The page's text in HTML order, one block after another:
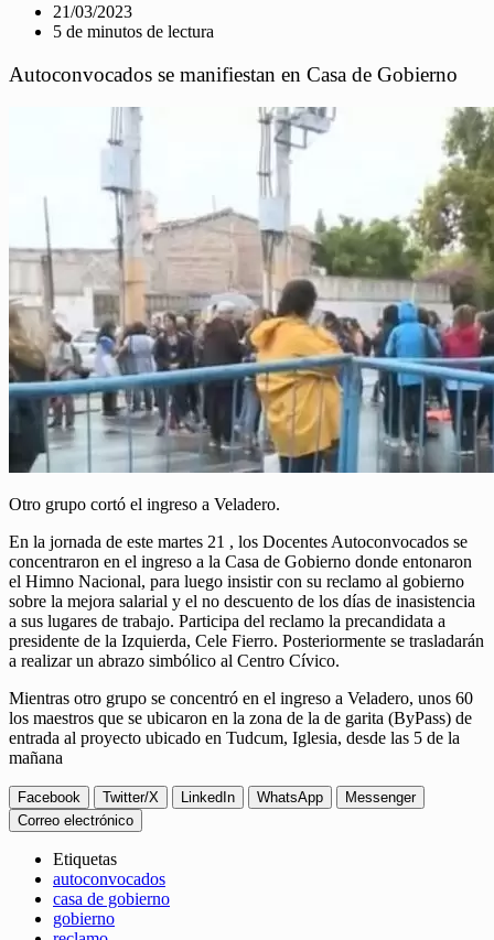
21/03/2023
5 de minutos de lectura
Autoconvocados se manifiestan en Casa de Gobierno
Otro grupo cortó el ingreso a Veladero.
En la jornada de este martes 21 , los Docentes Autoconvocados se
concentraron en el ingreso a la Casa de Gobierno donde entonaron
el Himno Nacional, para luego insistir con su reclamo al gobierno
sobre la mejora salarial y el no descuento de los días de inasistencia
a sus lugares de trabajo. Participa del reclamo la precandidata a
presidente de la Izquierda, Cele Fierro. Posteriormente se trasladarán
a realizar un abrazo simbólico al Centro Cívico.
Mientras otro grupo se concentró en el ingreso a Veladero, unos 60
los maestros que se ubicaron en la zona de la de garita (ByPass) de
entrada al proyecto ubicado en Tudcum, Iglesia, desde las 5 de la
mañana
Facebook Twitter/X LinkedIn WhatsApp
Messenger
Correo electrónico
Etiquetas
autoconvocados
casa de gobierno
gobierno